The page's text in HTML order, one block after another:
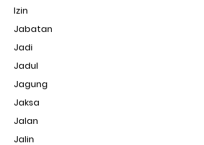
Izin
Jabatan
Jadi
Jadul
Jagung
Jaksa
Jalan
Jalin